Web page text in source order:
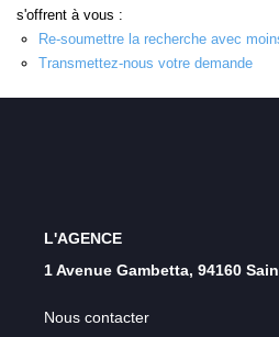
s'offrent à vous :
Re-soumettre la recherche avec
Transmettez-nous votre demande
L'AGENCE
1 Avenue Gambetta, 94160
Nous contacter